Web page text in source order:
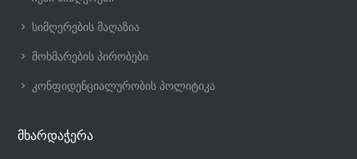
სიმღერების მაღაზია
მოხმარების პირობები
კონფიდენციალურობის პოლიტიკა
მხარდაჭერა